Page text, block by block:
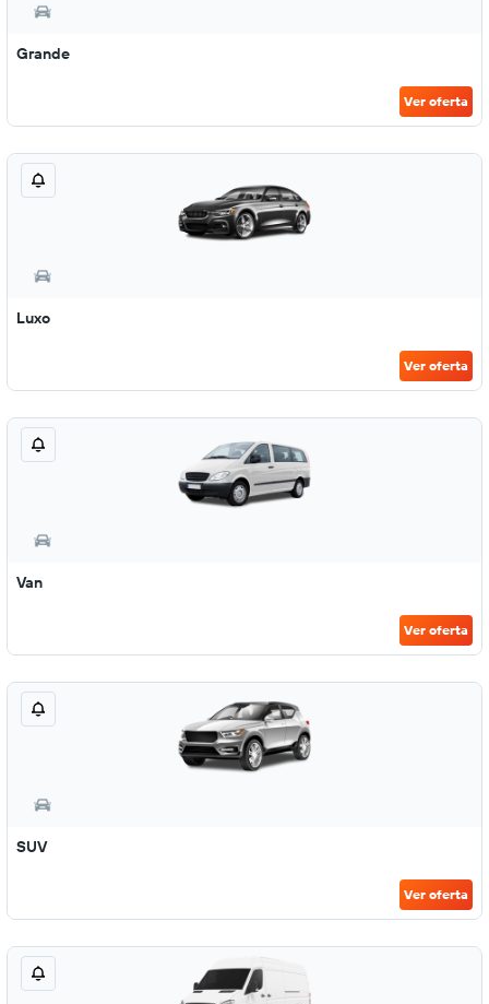
Grande
Ver oferta
Luxo
Ver oferta
Van
Ver oferta
SUV
Ver oferta